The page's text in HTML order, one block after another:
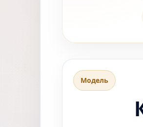
Модель